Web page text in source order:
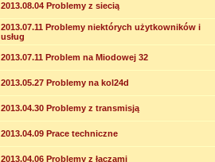
2013.08.04 Problemy z siecią
2013.07.11 Problemy niektórych użytkowników i
usług
2013.07.11 Problem na Miodowej 32
2013.05.27 Problemy na kol24d
2013.04.30 Problemy z transmisją
2013.04.09 Prace techniczne
2013.04.06 Problemy z łączami